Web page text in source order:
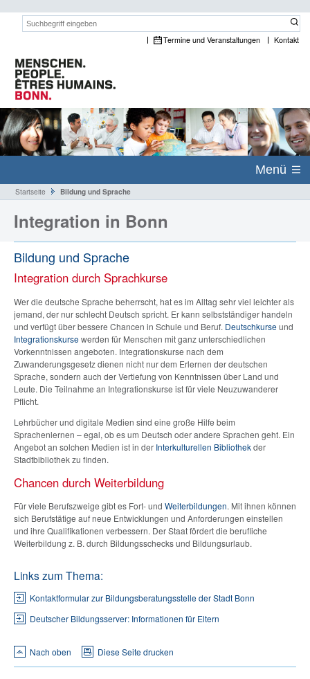
Suchwort:
Termine und Veranstaltungen Kontakt
Menü
Startseite Bildung und Sprache
Integration in Bonn
Bildung und Sprache
Integration durch Sprachkurse
Wer die deutsche Sprache beherrscht, hat es im Alltag sehr viel leichter als
jemand, der nur schlecht Deutsch spricht. Er kann selbstständiger handeln
und verfügt über bessere Chancen in Schule und Beruf. Deutschkurseund
Integrationskursewerden für Menschen mit ganz unterschiedlichen
Vorkenntnissen angeboten. Integrationskurse nach dem
Zuwanderungsgesetz dienen nicht nur dem Erlernen der deutschen
Sprache, sondern auch der Vertiefung von Kenntnissen über Land und
Leute. Die Teilnahme an Integrationskurse ist für viele Neuzuwanderer
Pflicht.
Lehrbücher und digitale Medien sind eine große Hilfe beim
Sprachenlernen – egal, ob es um Deutsch oder andere Sprachen geht. Ein
Angebot an solchen Medien ist in der Interkulturellen Bibliothekder
Stadtbibliothek zu finden.
Chancen durch Weiterbildung
Für viele Berufszweige gibt es Fort- und Weiterbildungen. Mit ihnen können
sich Berufstätige auf neue Entwicklungen und Anforderungen einstellen
und ihre Qualifikationen verbessern. Der Staat fördert die berufliche
Weiterbildung z. B. durch Bildungsschecks und Bildungsurlaub.
Links zum Thema:
Kontaktformular zur Bildungsberatungsstelle der Stadt Bonn
Deutscher Bildungsserver: Informationen für Eltern
Nach oben Diese Seite drucken